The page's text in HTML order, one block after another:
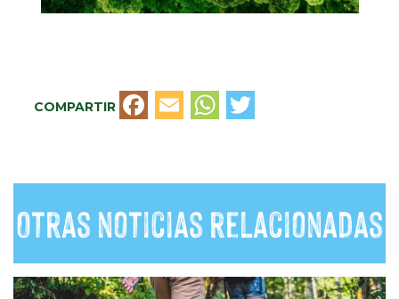
COMPARTIR Facebook
EmailWhatsApp
Otras noticias relacionadas